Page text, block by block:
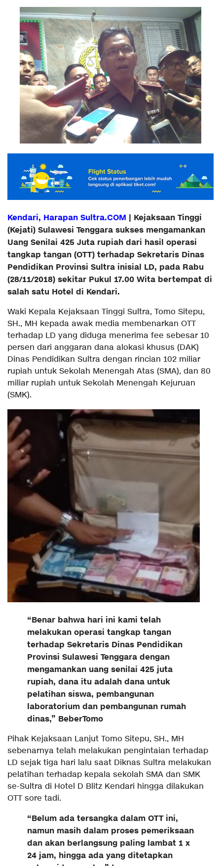
Kendari, Harapan Sultra.COM | Kejaksaan Tinggi
(Kejati) Sulawesi Tenggara sukses mengamankan
Uang Senilai 425 Juta rupiah dari hasil operasi
tangkap tangan (OTT) terhadap Sekretaris Dinas
Pendidikan Provinsi Sultra inisial LD, pada Rabu
(28/11/2018) sekitar Pukul 17.00 Wita bertempat di
salah satu Hotel di Kendari.
Waki Kepala Kejaksaan Tinggi Sultra, Tomo Sitepu,
SH., MH kepada awak media membenarkan OTT
terhadap LD yang diduga menerima fee sebesar 10
persen dari anggaran dana alokasi khusus (DAK)
Dinas Pendidikan Sultra dengan rincian 102 miliar
rupiah untuk Sekolah Menengah Atas (SMA), dan 80
miliar rupiah untuk Sekolah Menengah Kejuruan
(SMK).
“Benar bahwa hari ini kami telah
melakukan operasi tangkap tangan
terhadap Sekretaris Dinas Pendidikan
Provinsi Sulawesi Tenggara dengan
mengamankan uang senilai 425 juta
rupiah, dana itu adalah dana untuk
pelatihan siswa, pembangunan
laboratorium dan pembangunan rumah
dinas,” BeberTomo
Pihak Kejaksaan Lanjut Tomo Sitepu, SH., MH
sebenarnya telah melakukan pengintaian terhadap
LD sejak tiga hari lalu saat Diknas Sultra melakukan
pelatihan terhadap kepala sekolah SMA dan SMK
se-Sultra di Hotel D Blitz Kendari hingga dilakukan
OTT sore tadi.
“Belum ada tersangka dalam OTT ini,
namun masih dalam proses pemeriksaan
dan akan berlangsung paling lambat 1 x
24 jam, hingga ada yang ditetapkan